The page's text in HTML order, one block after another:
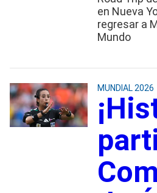
en Nueva
regresar a
Mundo
MUNDIAL 2026